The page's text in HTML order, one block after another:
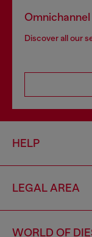
Discover all our
HELP
LEGAL AREA
WORLD OF